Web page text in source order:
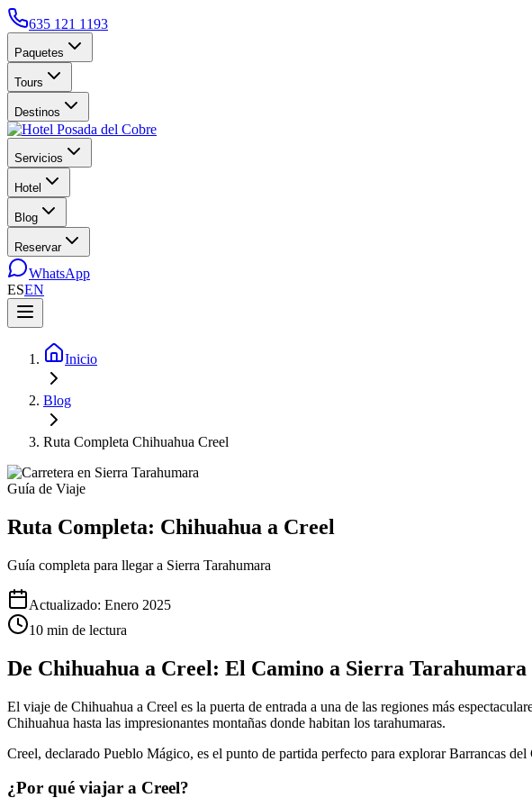
635 121 1193
Paquetes
Tours
Destinos
Servicios
Hotel
Blog
Reservar
WhatsApp
ESEN
Inicio
Blog
Ruta Completa Chihuahua Creel
Guía de Viaje
Ruta Completa: Chihuahua a Creel
Guía completa para llegar a Sierra Tarahumara
Actualizado: Enero 2025
10 min de lectura
De Chihuahua a Creel: El Camino a Sierra Tarahumara
El viaje de Chihuahua a Creel es la puerta de entrada a una de las regiones más
Chihuahua hasta las impresionantes montañas donde habitan los tarahumaras.
Creel, declarado Pueblo Mágico, es el punto de partida perfecto para explorar Barrancas
¿Por qué viajar a Creel?